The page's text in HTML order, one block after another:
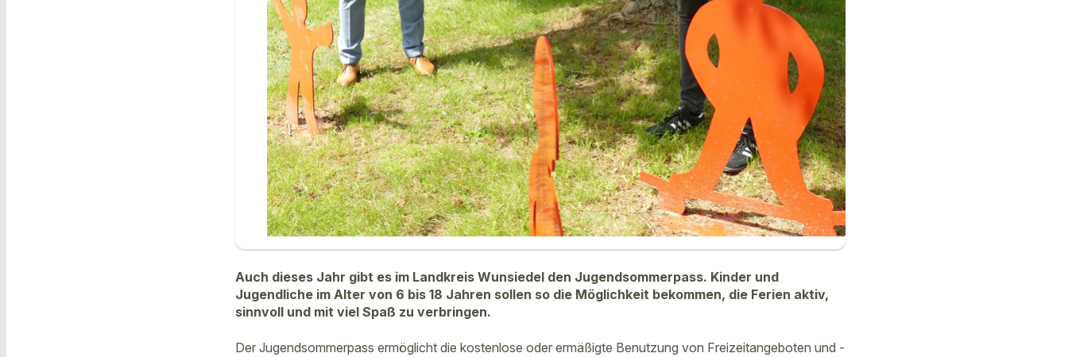
Auch dieses Jahr gibt es im Landkreis Wunsiedel den Jugendsommerpass. Kinder und
Jugendliche im Alter von 6 bis 18 Jahren sollen so die Möglichkeit bekommen, die Ferien aktiv,
sinnvoll und mit viel Spaß zu verbringen.
Der Jugendsommerpass ermöglicht die kostenlose oder ermäßigte Benutzung von Freizeitangeboten und -